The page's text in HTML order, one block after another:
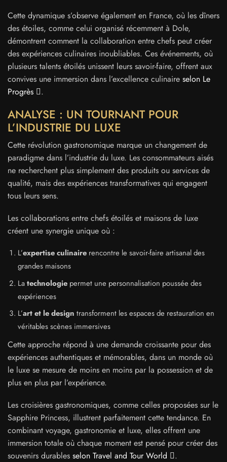
Cette dynamique s’observe également en France, où les dîners
des étoiles, comme celui organisé récemment à Dole,
démontrent comment la collaboration entre chefs peut créer
des expériences culinaires inoubliables. Ces événements, où
plusieurs talents étoilés unissent leurs savoir-faire, offrent aux
convives une immersion dans l’excellence culinaire selon Le
Progrès
.
ANALYSE : UN TOURNANT POUR
L’INDUSTRIE DU LUXE
Cette révolution gastronomique marque un changement de
paradigme dans l’industrie du luxe. Les consommateurs aisés
ne recherchent plus simplement des produits ou services de
qualité, mais des expériences transformatives qui engagent
tous leurs sens.
Les collaborations entre chefs étoilés et maisons de luxe
créent une synergie unique où :
L’expertise culinaire rencontre le savoir-faire artisanal des
grandes maisons
Latechnologie permet une personnalisation poussée des
expériences
L’art et le design transforment les espaces de restauration en
véritables scènes immersives
Cette approche répond à une demande croissante pour des
expériences authentiques et mémorables, dans un monde où
le luxe se mesure de moins en moins par la possession et de
plus en plus par l’expérience.
Les croisières gastronomiques, comme celles proposées sur le
Sapphire Princess, illustrent parfaitement cette tendance. En
combinant voyage, gastronomie et luxe, elles offrent une
immersion totale où chaque moment est pensé pour créer des
souvenirs durables selon Travel and Tour World .